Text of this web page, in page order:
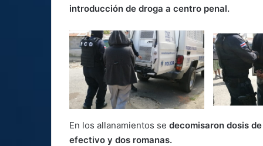
introducción de droga a centro penal.
En los allanamientos se decomisaron dosis
efectivo y dos romanas.